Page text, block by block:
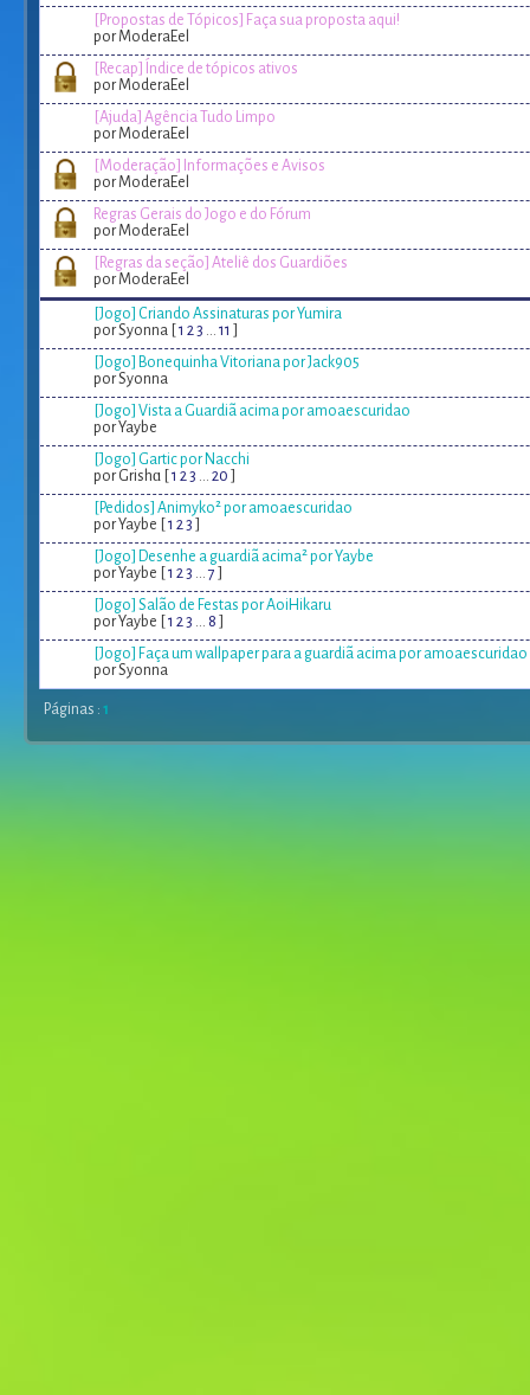
[Propostas de Tópicos] Faça sua proposta aqui!
por ModeraEel
[Recap] Índice de tópicos ativos
por ModeraEel
[Ajuda] Agência Tudo Limpo
por ModeraEel
[Moderação] Informações e Avisos
por ModeraEel
Regras Gerais do Jogo e do Fórum
por ModeraEel
[Regras da seção] Ateliê dos Guardiões
por ModeraEel
[Jogo] Criando Assinaturas por Yumira
por Syonna [ 1 23 ... 11
[Jogo] Bonequinha Vitoriana por Jack905
por Syonna
[Jogo] Vista a Guardiã acima por amoaescuridao
por Yaybe
[Jogo] Gartic por Nacchi
por Grishɑ [ 1 23 ... 20
[Pedidos] Animyko² por amoaescuridao
por Yaybe [ 1 23
[Jogo] Desenhe a guardiã acima² por Yaybe
por Yaybe [ 1 23 ... 7
[Jogo] Salão de Festas por AoiHikaru
por Yaybe [ 1 23 ... 8
[Jogo] Faça um wallpaper para a guardiã acima por amoaescuridao
por Syonna
Páginas : 1